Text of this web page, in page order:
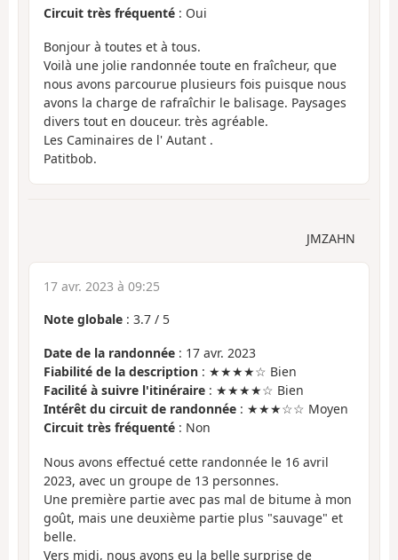
Circuit très fréquenté : Oui
Bonjour à toutes et à tous.
Voilà une jolie randonnée toute en fraîcheur, que
nous avons parcourue plusieurs fois puisque nous
avons la charge de rafraîchir le balisage. Paysages
divers tout en douceur. très agréable.
Les Caminaires de l' Autant .
Patitbob.
JMZAHN
17 avr. 2023 à 09:25
Note globale : 3.7 / 5
Date de la randonnée : 17 avr. 2023
Fiabilité de la description : ★★★★☆ Bien
Facilité à suivre l'itinéraire : ★★★★☆ Bien
Intérêt du circuit de randonnée : ★★★☆☆ Moyen
Circuit très fréquenté : Non
Nous avons effectué cette randonnée le 16 avril
2023, avec un groupe de 13 personnes.
Une première partie avec pas mal de bitume à mon
goût, mais une deuxième partie plus "sauvage" et
belle.
Vers midi, nous avons eu la belle surprise de